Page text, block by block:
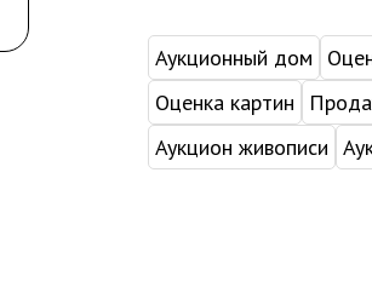
Аукционный дом
Оценка картин
Аукцион живописи